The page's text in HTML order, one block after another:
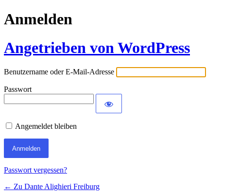
Anmelden
Angetrieben von WordPress
Benutzername oder E-Mail-Adresse
Passwort
Angemeldet bleiben
Passwort vergessen?
← Zu Dante Alighieri Freiburg